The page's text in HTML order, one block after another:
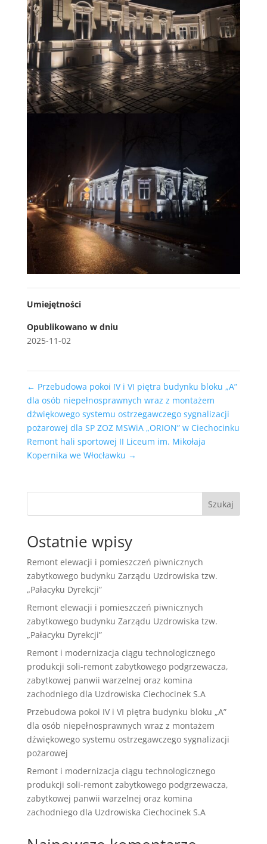
Umiejętności
Opublikowano w dniu
2025-11-02
← Przebudowa pokoi IV i VI piętra budynku bloku „A”
dla osób niepełnosprawnych wraz z montażem
dźwiękowego systemu ostrzegawczego sygnalizacji
pożarowej dla SP ZOZ MSWiA „ORION” w Ciechocinku
Remont hali sportowej II Liceum im. Mikołaja
Kopernika we Włocławku →
Szukaj
Ostatnie wpisy
Remont elewacji i pomieszczeń piwnicznych
zabytkowego budynku Zarządu Uzdrowiska tzw.
„Pałacyku Dyrekcji”
Remont elewacji i pomieszczeń piwnicznych
zabytkowego budynku Zarządu Uzdrowiska tzw.
„Pałacyku Dyrekcji”
Remont i modernizacja ciągu technologicznego
produkcji soli-remont zabytkowego podgrzewacza,
zabytkowej panwii warzelnej oraz komina
zachodniego dla Uzdrowiska Ciechocinek S.A
Przebudowa pokoi IV i VI piętra budynku bloku „A”
dla osób niepełnosprawnych wraz z montażem
dźwiękowego systemu ostrzegawczego sygnalizacji
pożarowej
Remont i modernizacja ciągu technologicznego
produkcji soli-remont zabytkowego podgrzewacza,
zabytkowej panwii warzelnej oraz komina
zachodniego dla Uzdrowiska Ciechocinek S.A